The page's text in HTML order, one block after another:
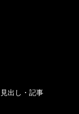
出し・記事